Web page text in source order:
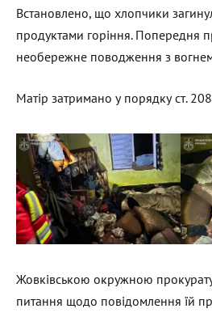
Встановлено, що хлопчики
продуктами горіння. Попередня
необережне поводження з
Матір затримано у порядку ст.
Жовківською окружною
питання щодо повідомлення їй